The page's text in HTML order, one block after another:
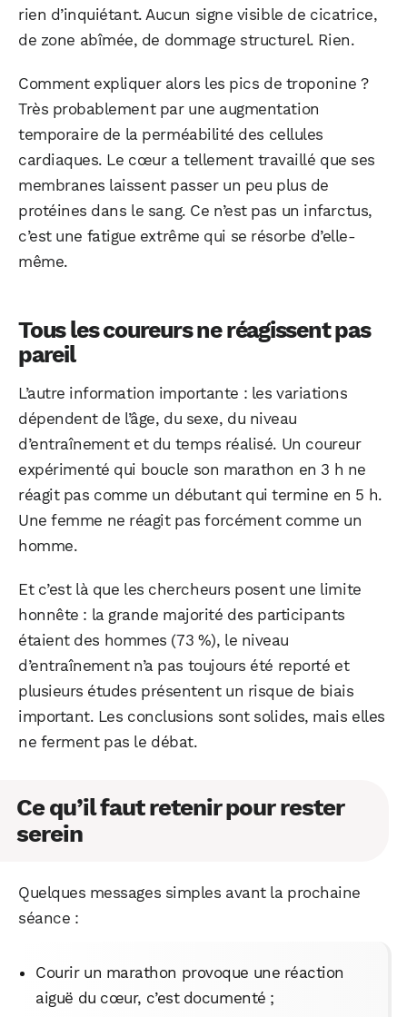
rien d’inquiétant. Aucun signe visible de cicatrice,
de zone abîmée, de dommage structurel. Rien.
Comment expliquer alors les pics de troponine ?
Très probablement par une augmentation
temporaire de la perméabilité des cellules
cardiaques. Le cœur a tellement travaillé que ses
membranes laissent passer un peu plus de
protéines dans le sang. Ce n’est pas un infarctus,
c’est une fatigue extrême qui se résorbe d’elle-
même.
Tous les coureurs ne réagissent pas
pareil
L’autre information importante : les variations
dépendent de l’âge, du sexe, du niveau
d’entraînement et du temps réalisé. Un coureur
expérimenté qui boucle son marathon en 3 h ne
réagit pas comme un débutant qui termine en 5 h.
Une femme ne réagit pas forcément comme un
homme.
Et c’est là que les chercheurs posent une limite
honnête : la grande majorité des participants
étaient des hommes (73 %), le niveau
d’entraînement n’a pas toujours été reporté et
plusieurs études présentent un risque de biais
important. Les conclusions sont solides, mais elles
ne ferment pas le débat.
Ce qu’il faut retenir pour rester
serein
Quelques messages simples avant la prochaine
séance :
Courir un marathon provoque une réaction
aiguë du cœur, c’est documenté ;